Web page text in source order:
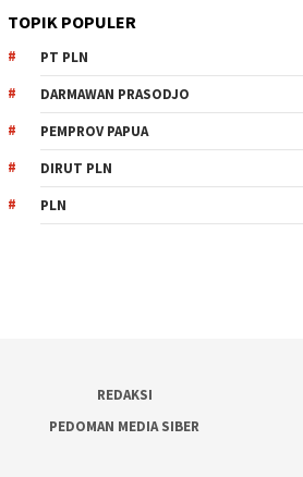
TOPIK POPULER
PT PLN
DARMAWAN PRASODJO
PEMPROV PAPUA
DIRUT PLN
PLN
REDAKSI
PEDOMAN MEDIA SIBER